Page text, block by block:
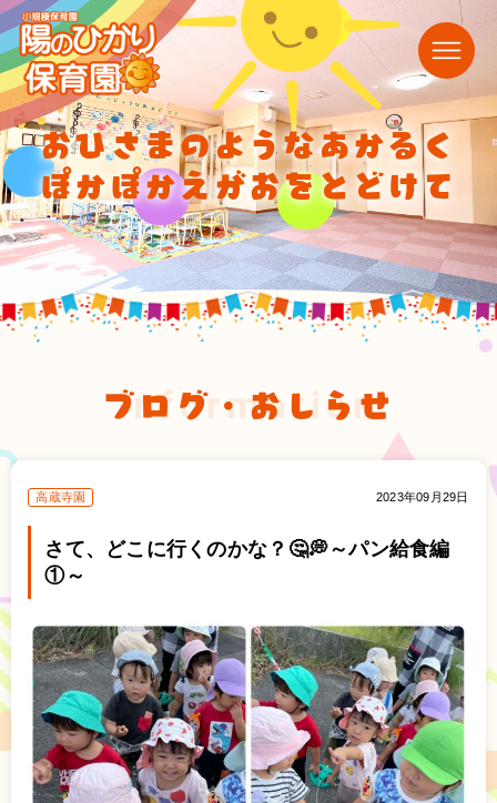
おひさまのようなあかるく
ぽかぽかえがおをとどけて
ブログ・おしらせ
information
高蔵寺園 2023年09月29日
さて、どこに行くのかな？🤔💭～パン給食編
①～